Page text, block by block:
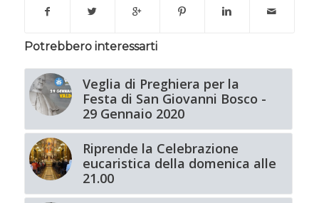
Potrebbero interessarti
Veglia di Preghiera per la
Festa di San Giovanni Bosco -
29 Gennaio 2020
Riprende la Celebrazione
eucaristica della domenica alle
21.00